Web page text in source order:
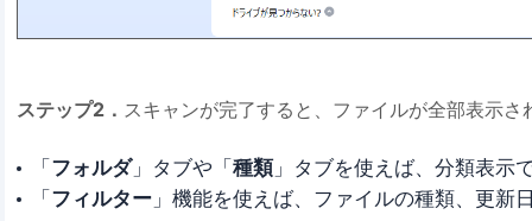
ステップ2． スキャンが完了すると、ファイルが全部表示さ
「 フォルダ」タブや「 種類」タブを使えば、分類表示
「 フィルター」機能を使えば、ファイルの種類、更新